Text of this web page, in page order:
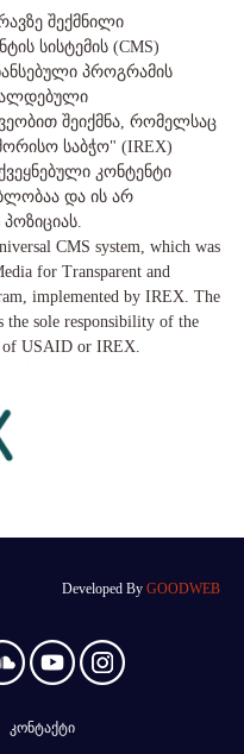
შექმნილი
სისტემის (CMS)
პროგრამის
შეიქმნა, რომელსაც
საბჭო" (IREX)
კონტენტი
და ის არ
CMS system, which was
for Transparent and
implemented by IREX. The
the sole responsibility of the
of USAID or IREX.
Developed By GOODWEB
კონტაქტი